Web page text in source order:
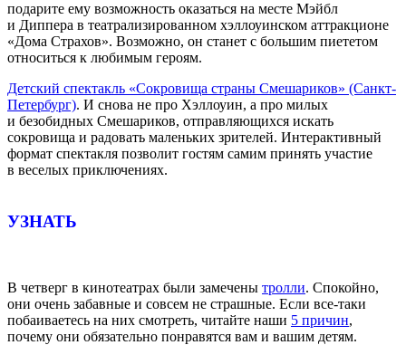
подарите ему возможность оказаться на месте Мэйбл
и Диппера в театрализированном хэллоуинском аттракционе
«Дома Страхов». Возможно, он станет с большим пиететом
относиться к любимым героям.
Детский спектакль «Сокровища страны Смешариков» (Санкт-
Петербург). И снова не про Хэллоуин, а про милых
и безобидных Смешариков, отправляющихся искать
сокровища и радовать маленьких зрителей. Интерактивный
формат спектакля позволит гостям самим принять участие
в веселых приключениях.
УЗНАТЬ
В четверг в кинотеатрах были замечены тролли. Спокойно,
они очень забавные и совсем не страшные. Если все-таки
побаиваетесь на них смотреть, читайте наши 5 причин,
почему они обязательно понравятся вам и вашим детям.